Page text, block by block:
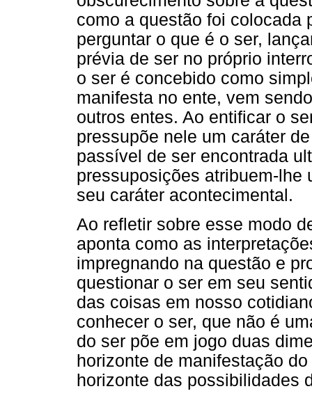
como a questão foi colocada
perguntar o que é o ser,
prévia de ser no próprio
o ser é concebido como
manifesta no ente, vem
outros entes. Ao entificar o
pressupõe nele um caráter
passível de ser encontrada
pressuposições atribuem-lhe
seu caráter acontecimental.
Ao refletir sobre esse modo
aponta como as
impregnando na questão e
questionar o ser em seu
das coisas em nosso
conhecer o ser, que não é
do ser põe em jogo duas
horizonte de manifestação
horizonte das possibilidades